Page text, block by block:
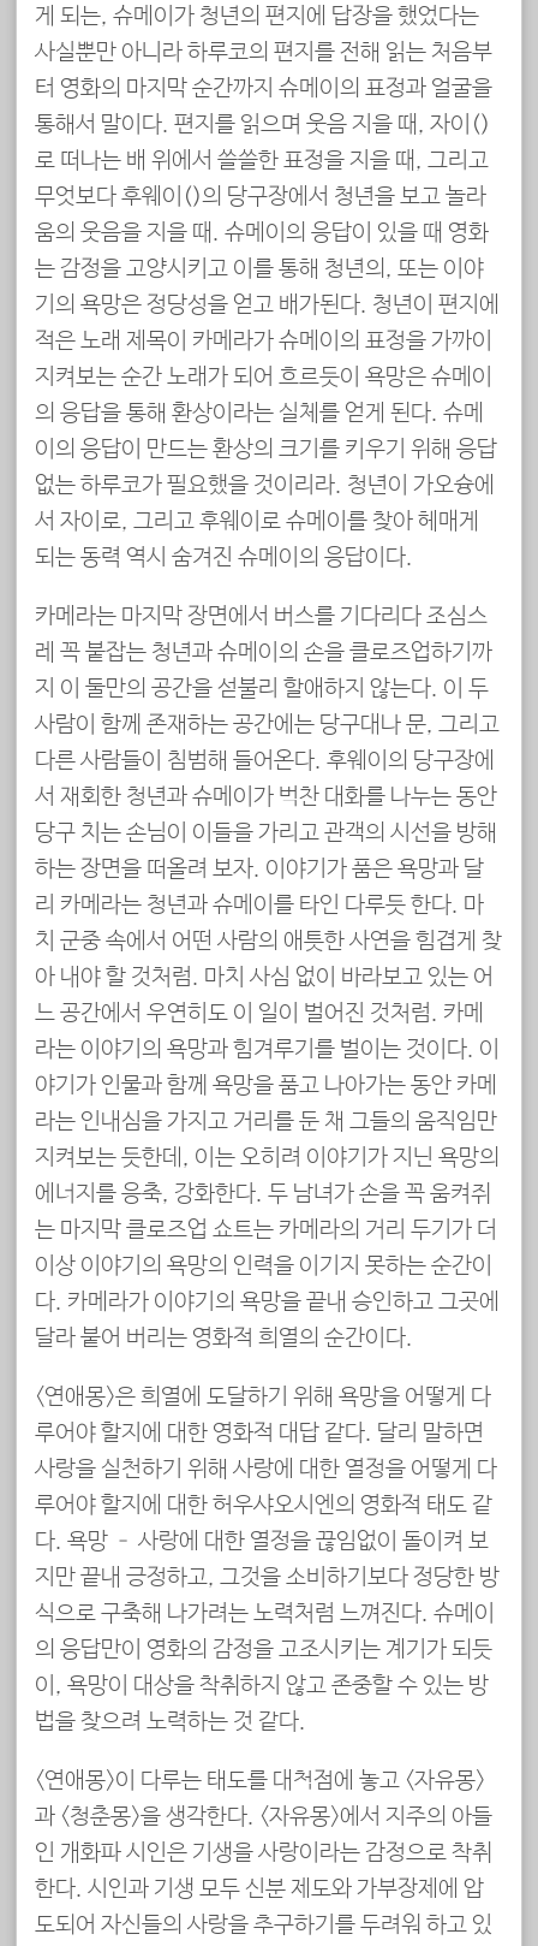
게 되는, 슈메이가 청년의 편지에 답장을 했었다는
사실뿐만 아니라 하루코의 편지를 전해 읽는 처음부
터 영화의 마지막 순간까지 슈메이의 표정과 얼굴을
통해서 말이다. 편지를 읽으며 웃음 지을 때, 자이(嘉義)
로 떠나는 배 위에서 쓸쓸한 표정을 지을 때, 그리고
무엇보다 후웨이(虎尾)의 당구장에서 청년을 보고 놀라
움의 웃음을 지을 때. 슈메이의 응답이 있을 때 영화
는 감정을 고양시키고 이를 통해 청년의, 또는 이야
기의 욕망은 정당성을 얻고 배가된다. 청년이 편지에
적은 노래 제목이 카메라가 슈메이의 표정을 가까이
지켜보는 순간 노래가 되어 흐르듯이 욕망은 슈메이
의 응답을 통해 환상이라는 실체를 얻게 된다. 슈메
이의 응답이 만드는 환상의 크기를 키우기 위해 응답
없는 하루코가 필요했을 것이리라. 청년이 가오슝에
서 자이로, 그리고 후웨이로 슈메이를 찾아 헤매게
되는 동력 역시 숨겨진 슈메이의 응답이다.
카메라는 마지막 장면에서 버스를 기다리다 조심스
레 꼭 붙잡는 청년과 슈메이의 손을 클로즈업하기까
지 이 둘만의 공간을 섣불리 할애하지 않는다. 이 두
사람이 함께 존재하는 공간에는 당구대나 문, 그리고
다른 사람들이 침범해 들어온다. 후웨이의 당구장에
서 재회한 청년과 슈메이가 벅찬 대화를 나누는 동안
당구 치는 손님이 이들을 가리고 관객의 시선을 방해
하는 장면을 떠올려 보자. 이야기가 품은 욕망과 달
리 카메라는 청년과 슈메이를 타인 다루듯 한다. 마
치 군중 속에서 어떤 사람의 애틋한 사연을 힘겹게 찾
아 내야 할 것처럼. 마치 사심 없이 바라보고 있는 어
느 공간에서 우연히도 이 일이 벌어진 것처럼. 카메
라는 이야기의 욕망과 힘겨루기를 벌이는 것이다. 이
야기가 인물과 함께 욕망을 품고 나아가는 동안 카메
라는 인내심을 가지고 거리를 둔 채 그들의 움직임만
지켜보는 듯한데, 이는 오히려 이야기가 지닌 욕망의
에너지를 응축, 강화한다. 두 남녀가 손을 꼭 움켜쥐
는 마지막 클로즈업 쇼트는 카메라의 거리 두기가 더
이상 이야기의 욕망의 인력을 이기지 못하는 순간이
다. 카메라가 이야기의 욕망을 끝내 승인하고 그곳에
달라 붙어 버리는 영화적 희열의 순간이다.
<연애몽>은 희열에 도달하기 위해 욕망을 어떻게 다
루어야 할지에 대한 영화적 대답 같다. 달리 말하면
사랑을 실천하기 위해 사랑에 대한 열정을 어떻게 다
루어야 할지에 대한 허우샤오시엔의 영화적 태도 같
다. 욕망 – 사랑에 대한 열정을 끊임없이 돌이켜 보
지만 끝내 긍정하고, 그것을 소비하기보다 정당한 방
식으로 구축해 나가려는 노력처럼 느껴진다. 슈메이
의 응답만이 영화의 감정을 고조시키는 계기가 되듯
이, 욕망이 대상을 착취하지 않고 존중할 수 있는 방
법을 찾으려 노력하는 것 같다.
<연애몽>이 다루는 태도를 대척점에 놓고 <자유몽>
과 <청춘몽>을 생각한다. <자유몽>에서 지주의 아들
인 개화파 시인은 기생을 사랑이라는 감정으로 착취
한다. 시인과 기생 모두 신분 제도와 가부장제에 압
도되어 자신들의 사랑을 추구하기를 두려워 하고 있